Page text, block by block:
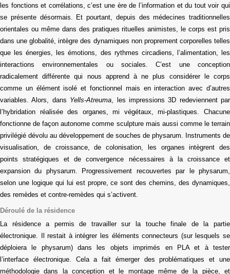
les fonctions et corrélations, c’est une ère de l’information et du tout voir qui
se présente désormais. Et pourtant, depuis des médecines traditionnelles
orientales ou même dans des pratiques rituelles animistes, le corps est pris
dans une globalité, intègre des dynamiques non proprement corporelles telles
que les énergies, les émotions, des rythmes circadiens, l’alimentation, les
interactions environnementales ou sociales. C’est une conception
radicalement différente qui nous apprend à ne plus considérer le corps
comme un élément isolé et fonctionnel mais en interaction avec d’autres
variables. Alors, dans Yells-Atreuma, les impressions 3D redeviennent par
l’hybridation réalisée des organes, mi végétaux, mi-plastiques. Chacune
fonctionne de façon autonome comme sculpture mais aussi comme le terrain
privilégié dévolu au développement de souches de physarum. Instruments de
visualisation, de croissance, de colonisation, les organes intègrent des
points stratégiques et de convergence nécessaires à la croissance et
expansion du physarum. Progressivement recouvertes par le physarum,
selon une logique qui lui est propre, ce sont des chemins, des dynamiques,
des remèdes et contre-remèdes qui s’activent.
Déroulé de la résidence
La résidence a permis de travailler sur la touche finale de la partie
électronique. Il restait à intégrer les éléments connecteurs (sur lesquels se
déploiera le physarum)dans les objetsimprimés en PLA et à tester
l’interface électronique. Cela a fait émerger des problématiques et une
méthodologie dans
la conception et le montage même de la pièce,et